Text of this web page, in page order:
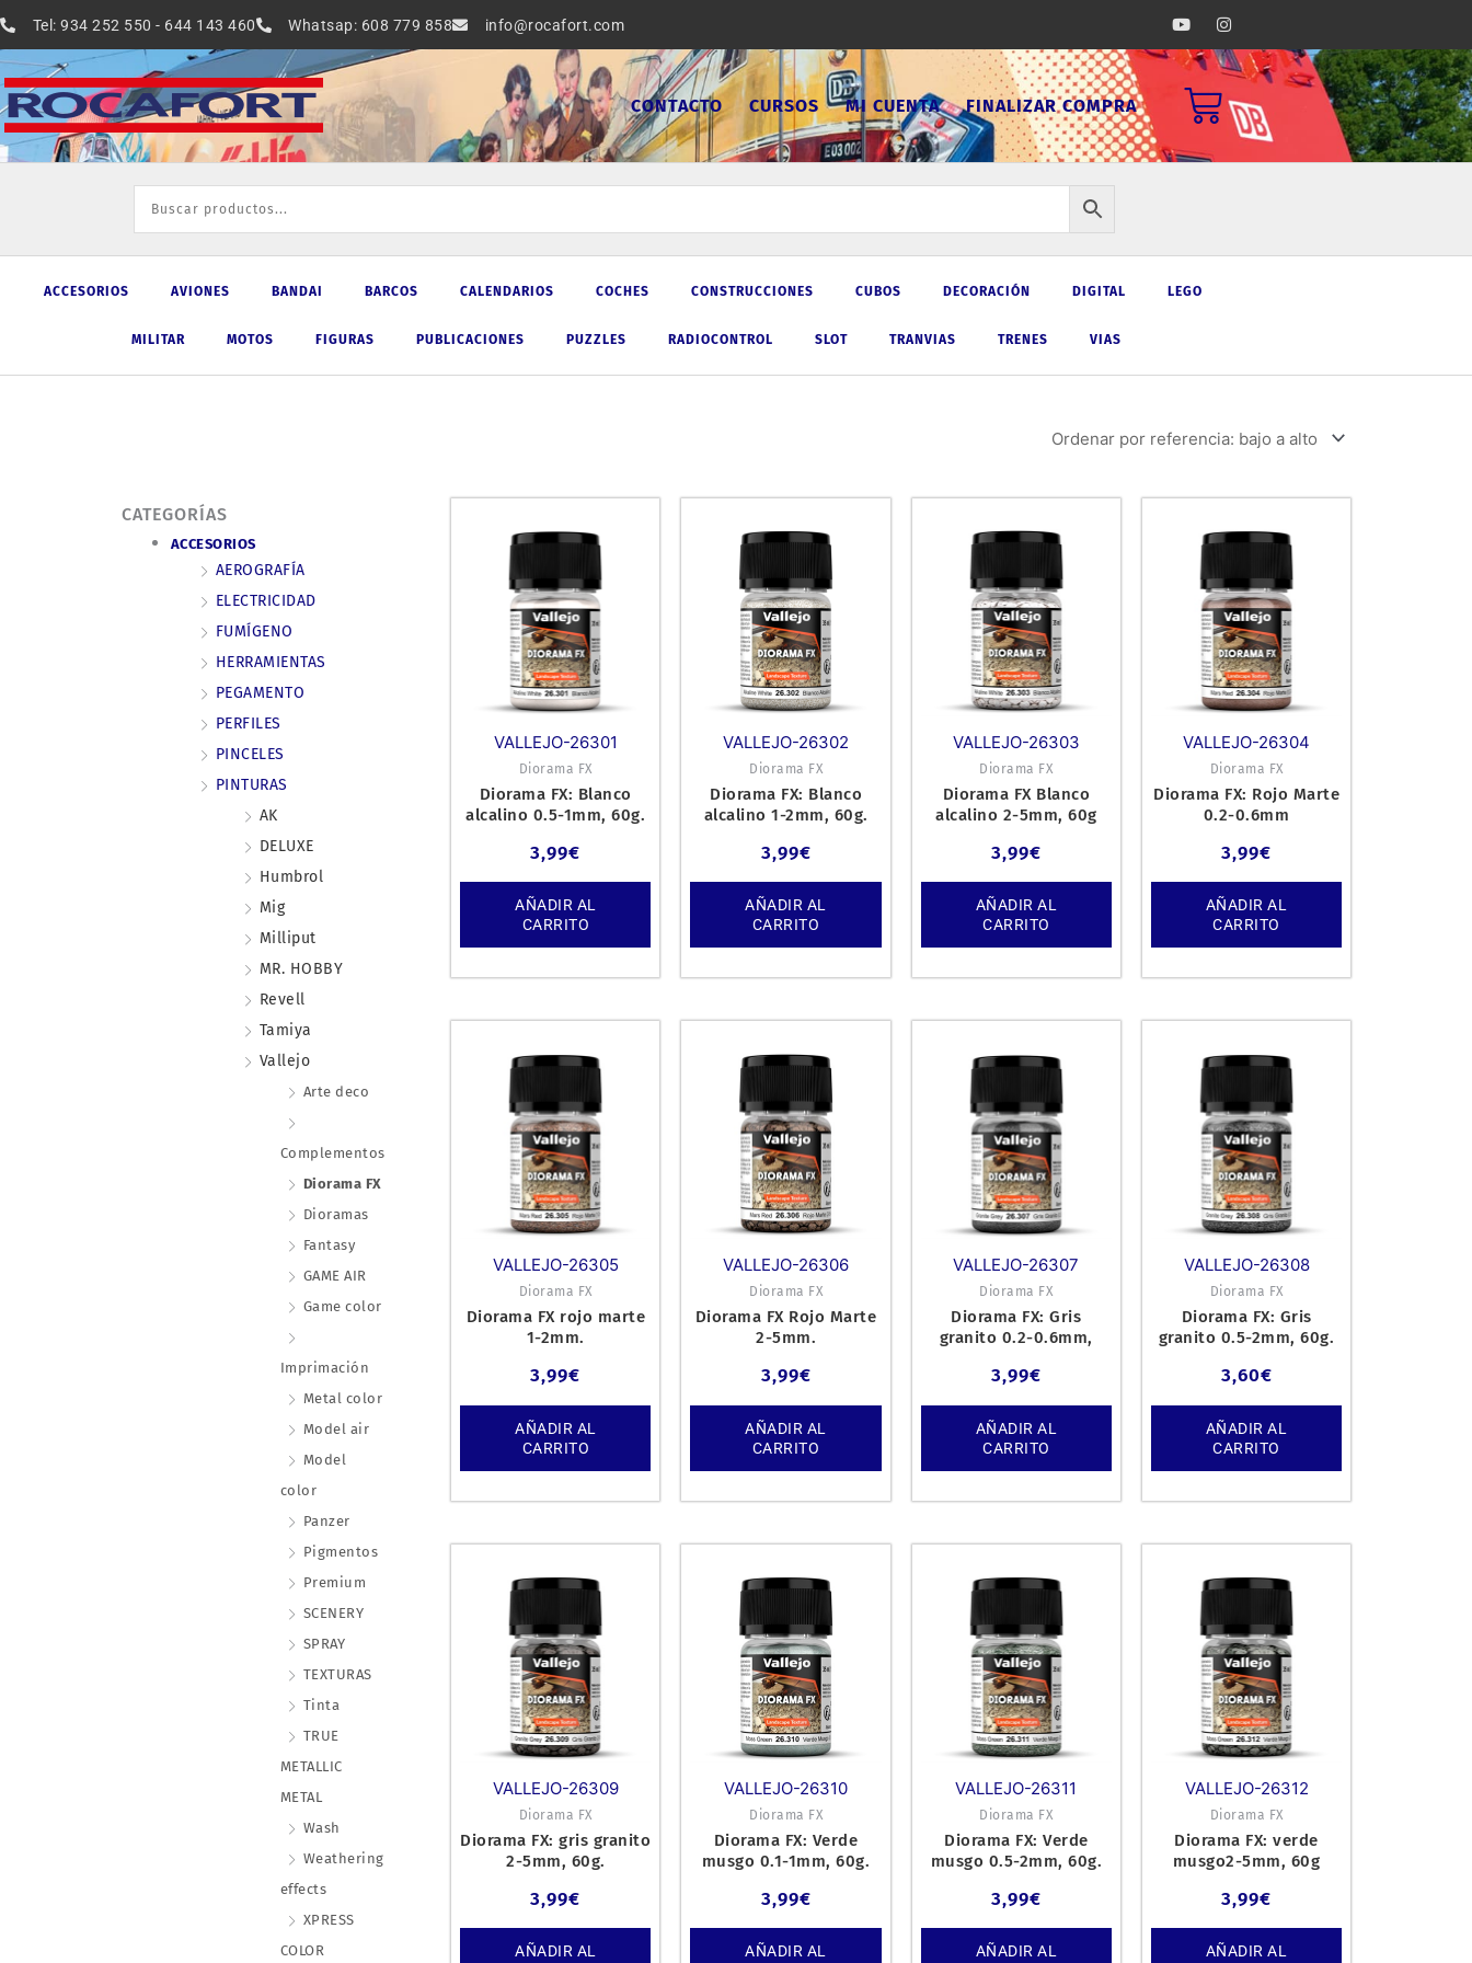
al
contenido
Tel: 934 252 550 - 644 143 460 Whatsap: 608 779 858 info@rocafort.com Y
o
u
t
I
n
s
t
a
g
CONTACTO CURSOS MI CUENTA FINALIZAR COMPRA Carrito
ACCESORIOS AVIONES BANDAI BARCOS CALENDARIOS COCHES CONSTRUCCIONES CUBOS DECORACIÓN DIGITAL LEGO
MILITAR MOTOS FIGURAS PUBLICACIONES PUZZLES RADIOCONTROL SLOT TRANVIAS TRENES VIAS
CATEGORÍAS
ACCESORIOS
AEROGRAFÍA
ELECTRICIDAD
FUMÍGENO
HERRAMIENTAS
PEGAMENTO
PERFILES
PINCELES
PINTURAS
AK
DELUXE
Humbrol
Mig
Milliput
MR. HOBBY
Revell
Tamiya
Vallejo
Arte deco
Complementos
Diorama FX
Dioramas
Fantasy
GAME AIR
Game color
Imprimación
Metal color
Model air
Model
color
Panzer
Pigmentos
Premium
SCENERY
SPRAY
TEXTURAS
Tinta
TRUE
METALLIC
METAL
Wash
Weathering
effects
XPRESS
COLOR
VALLEJO-26301
Diorama FX
Diorama FX: Blanco
alcalino 0.5-1mm, 60g.
3,99€
AÑADIR AL
CARRITO
VALLEJO-26302
Diorama FX
Diorama FX: Blanco
alcalino 1-2mm, 60g.
3,99€
AÑADIR AL
CARRITO
VALLEJO-26303
Diorama FX
Diorama FX Blanco
alcalino 2-5mm, 60g
3,99€
AÑADIR AL
CARRITO
VALLEJO-26304
Diorama FX
Diorama FX: Rojo Marte
0.2-0.6mm
3,99€
AÑADIR AL
CARRITO
VALLEJO-26305
Diorama FX
Diorama FX rojo marte
1-2mm.
3,99€
AÑADIR AL
CARRITO
VALLEJO-26306
Diorama FX
Diorama FX Rojo Marte
2-5mm.
3,99€
AÑADIR AL
CARRITO
VALLEJO-26307
Diorama FX
Diorama FX: Gris
granito 0.2-0.6mm,
3,99€
AÑADIR AL
CARRITO
VALLEJO-26308
Diorama FX
Diorama FX: Gris
granito 0.5-2mm, 60g.
3,60€
AÑADIR AL
CARRITO
VALLEJO-26309
Diorama FX
Diorama FX: gris granito
2-5mm, 60g.
3,99€
AÑADIR AL
VALLEJO-26310
Diorama FX
Diorama FX: Verde
musgo 0.1-1mm, 60g.
3,99€
AÑADIR AL
VALLEJO-26311
Diorama FX
Diorama FX: Verde
musgo 0.5-2mm, 60g.
3,99€
AÑADIR AL
VALLEJO-26312
Diorama FX
Diorama FX: verde
musgo2-5mm, 60g
3,99€
AÑADIR AL